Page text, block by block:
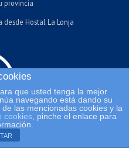
provincia
Hostal La Lonja
que usted tenga la mejor
navegando está dando su
las mencionadas cookies y la
cookies , pinche el enlace para